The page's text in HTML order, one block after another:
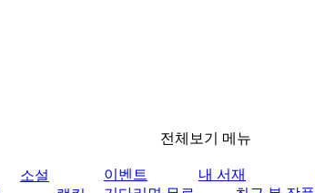
전체보기 메뉴
소설
이벤트
내 서재